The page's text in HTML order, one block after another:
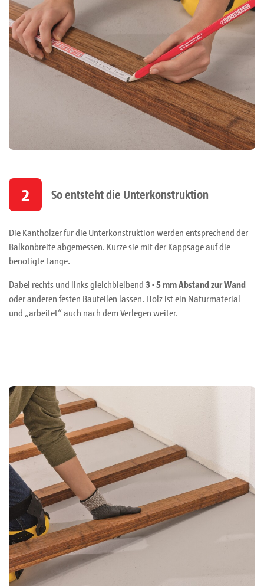
2 So entsteht die Unterkonstruktion
Die Kanthölzer für die Unterkonstruktion werden entsprechend der
Balkonbreite abgemessen. Kürze sie mit der Kappsäge auf die
benötigte Länge.
Dabei rechts und links gleichbleibend 3 - 5 mm Abstand zur Wand
oder anderen festen Bauteilen lassen. Holz ist ein Naturmaterial
und „arbeitet“ auch nach dem Verlegen weiter.